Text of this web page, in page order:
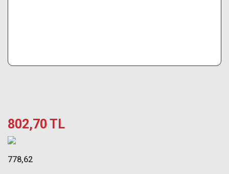
802,70 TL
778,62